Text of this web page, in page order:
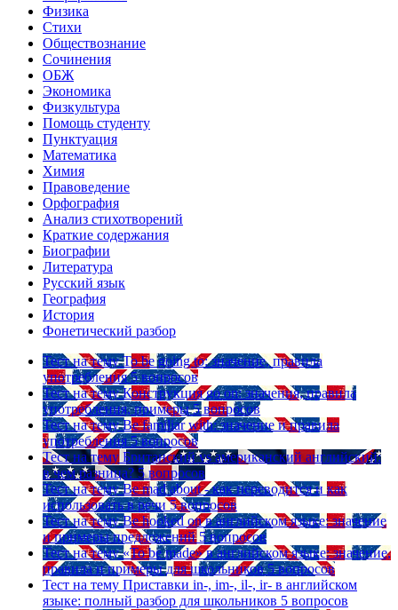
Физика
Стихи
Обществознание
Сочинения
ОБЖ
Экономика
Физкультура
Помощь студенту
Пунктуация
Математика
Химия
Правоведение
Орфография
Анализ стихотворений
Краткие содержания
Биографии
Литература
Русский язык
География
История
Фонетический разбор
Тест на тему To be going to: значение, правила
употребления 5 вопросов
Тест на тему Конструкция go on: значения, правила
употребления, примеры 5 вопросов
Тест на тему Be familiar with: значение и правила
употребления 5 вопросов
Тест на тему Британский vs американский английский:
в чем разница? 5 вопросов
Тест на тему Be mad about - как переводится и как
использовать в речи 5 вопросов
Тест на тему Be hooked on в английском языке: значение
и примеры предложений 5 вопросов
Тест на тему «To be made» в английском языке: значение,
правила и примеры для школьников 5 вопросов
Тест на тему Приставки in-, im-, il-, ir- в английском
языке: полный разбор для школьников 5 вопросов